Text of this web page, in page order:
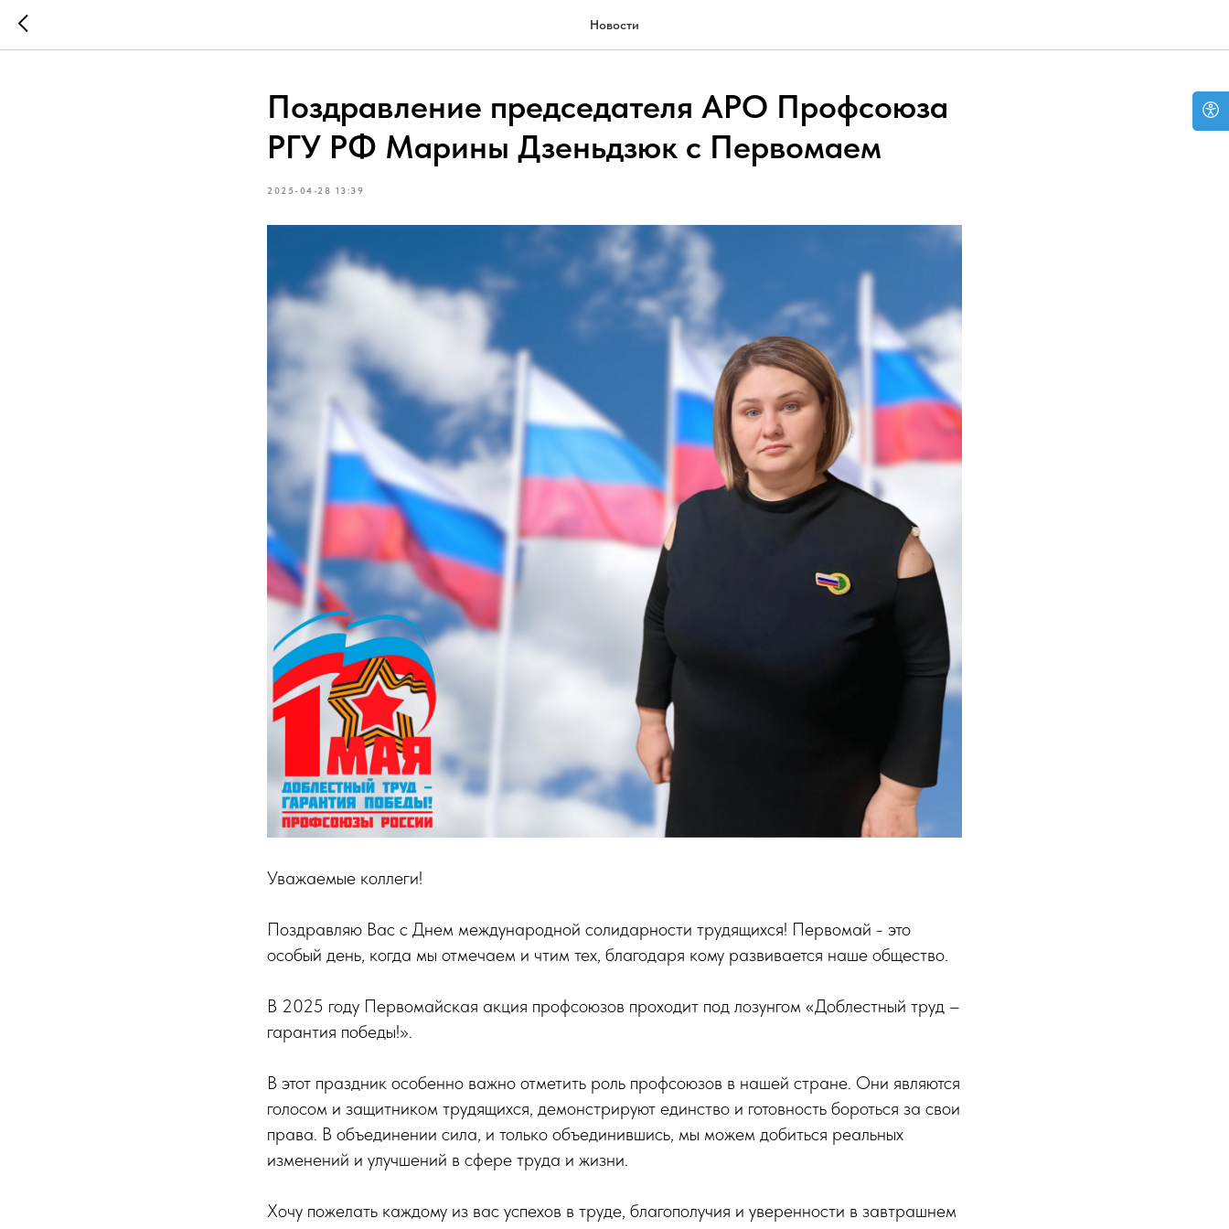
Новости
Поздравление председателя АРО Профсоюза
РГУ РФ Марины Дзеньдзюк с Первомаем
2025-04-28 13:39
Уважаемые коллеги!
Поздравляю Вас с Днем международной солидарности трудящихся! Первомай - это
особый день, когда мы отмечаем и чтим тех, благодаря кому развивается наше общество.
В 2025 году Первомайская акция профсоюзов проходит под лозунгом «Доблестный труд –
гарантия победы!».
В этот праздник особенно важно отметить роль профсоюзов в нашей стране. Они являются
голосом и защитником трудящихся, демонстрируют единство и готовность бороться за свои
права. В объединении сила, и только объединившись, мы можем добиться реальных
изменений и улучшений в сфере труда и жизни.
Хочу пожелать каждому из вас успехов в труде, благополучия и уверенности в завтрашнем